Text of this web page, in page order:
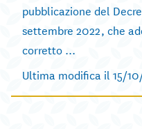
pubblicazione del
settembre 2022, che
corretto ...
Ultima modifica il 15/